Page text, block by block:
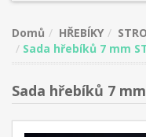
Domů HŘEBÍKY
Sada hřebíků 7 mm
Sada hřebíků 7